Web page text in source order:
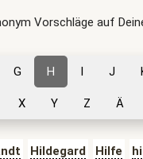
Vorschläge auf
G H I J
X Y Z Ä
Hildegard Hilfe